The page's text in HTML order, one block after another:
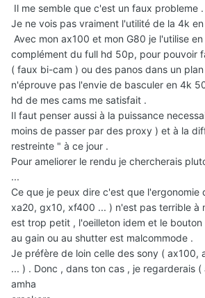
Il me semble que c'est un faux probleme .
Je ne vois pas vraiment l'utilité de la 4k
Avec mon ax100 et mon G80 je l'utilise
complément du full hd 50p, pour pouvoir
( faux bi-cam ) ou des panos dans un
n'éprouve pas l'envie de basculer en 4k
hd de mes cams me satisfait .
Il faut penser aussi à la puissance
moins de passer par des proxy ) et à la
restreinte " à ce jour .
Pour ameliorer le rendu je chercherais
...
Ce que je peux dire c'est que l'ergonomie
xa20, gx10, xf400 ... ) n'est pas terrible à
est trop petit , l'oeilleton idem et le
au gain ou au shutter est malcommode .
Je préfère de loin celle des sony ( ax100,
... ) . Donc , dans ton cas , je regarderais (
amha